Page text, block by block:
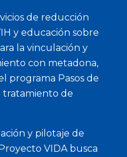
de reducción
y educación sobre
la vinculación y
con metadona,
programa Pasos de
tratamiento de
y pilotaje de
VIDA busca